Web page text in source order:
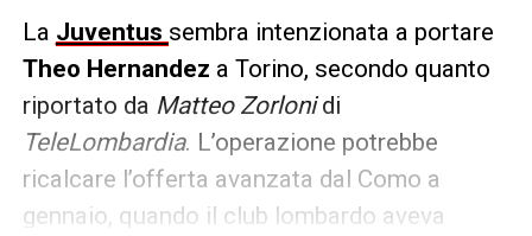
La Juventus sembra intenzionata a portare
Theo Hernandez a Torino, secondo quanto
riportato da Matteo Zorlonidi
TeleLombardia. L’operazione potrebbe
ricalcare l’offerta avanzata dal Como a
gennaio, quando il club lombardo aveva